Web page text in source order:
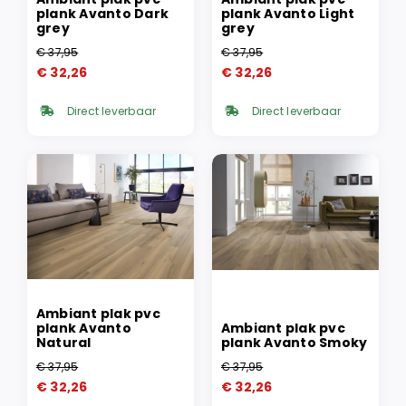
plank Avanto Dark
grey
€37,95
Oorspronkelijke
was:
€ 32,26
Huidige
is: Direct leverbaar
plank Avanto Light
grey
€37,95
Oorspronkelijke
was:
€ 32,26
Huidige
is: Direct leverbaar
Ambiant plak pvc
plank Avanto
Natural
€37,95
Oorspronkelijke
€ 32,26
Huidige
Ambiant plak pvc
plank Avanto Smoky
€37,95
Oorspronkelijke
€ 32,26
Huidige